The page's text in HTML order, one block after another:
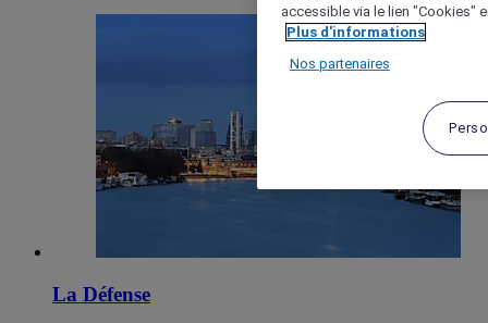
La Défense
accessible via le lien "Cookies"
Plus d'informations
Nos partenaires